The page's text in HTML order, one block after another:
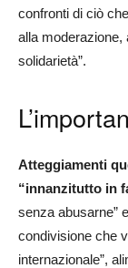
confronti di ciò
alla moderazione,
solidarietà”.
Atteggiamenti
“innanzitutto in
senza abusarne”
condivisione che
internazionale”,